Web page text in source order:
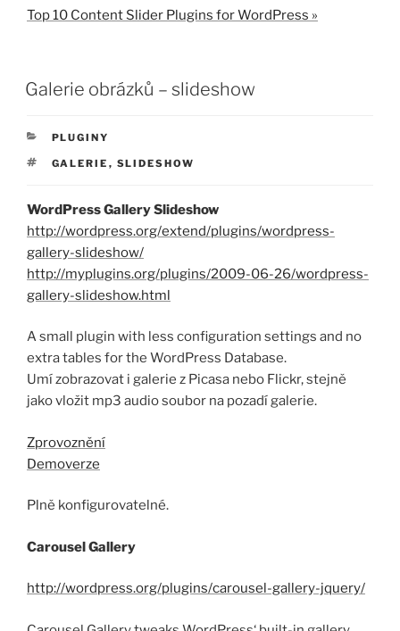
Top 10 Content Slider Plugins for WordPress »
Galerie obrázků – slideshow
RUBRIKY
PLUGINY
ŠTÍTKY
GALERIE , SLIDESHOW
WordPress Gallery Slideshow
http://wordpress.org/extend/plugins/wordpress-
gallery-slideshow/
http://myplugins.org/plugins/2009-06-26/wordpress-
gallery-slideshow.html
A small plugin with less configuration settings and no
extra tables for the WordPress Database.
Umí zobrazovat i galerie z Picasa nebo Flickr, stejně
jako vložit mp3 audio soubor na pozadí galerie.
Zprovoznění
Demoverze
Plně konfigurovatelné.
Carousel Gallery
http://wordpress.org/plugins/carousel-gallery-jquery/